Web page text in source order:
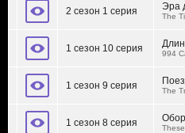
2 сезон 1 серия Эра
The
1 сезон 10 серия 994
1 сезон 9 серия The
1 сезон 8 серия